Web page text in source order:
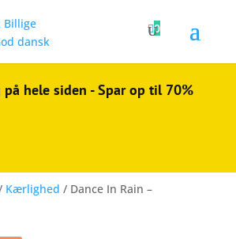
0
hele siden - Spar op til 70%
Kærlighed / Dance In Rain –